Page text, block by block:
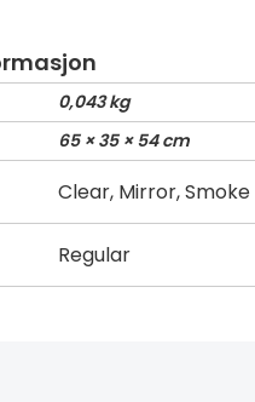
0,043 kg
65 × 35 × 54 cm
Clear, Mirror, Smoke
Regular